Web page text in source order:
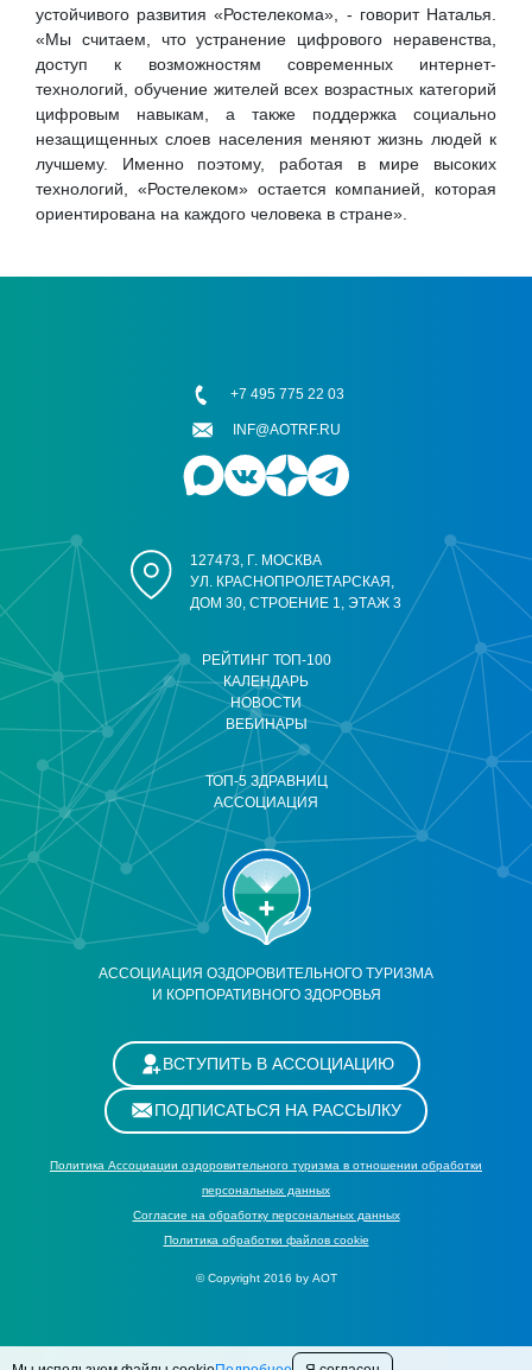
устойчивого развития «Ростелекома», - говорит Наталья.
«Мы считаем, что устранение цифрового неравенства,
доступ к возможностям современных интернет-
технологий, обучение жителей всех возрастных категорий
цифровым навыкам, а также поддержка социально
незащищенных слоев населения меняют жизнь людей к
лучшему. Именно поэтому, работая в мире высоких
технологий, «Ростелеком» остается компанией, которая
ориентирована на каждого человека в стране».
АССОЦИАЦИЯ ОЗДОРОВИТЕЛЬНОГО ТУРИЗМА
И КОРПОРАТИВНОГО ЗДОРОВЬЯ
РЕЙТИНГ ТОП-100
КАЛЕНДАРЬ
НОВОСТИ
ВЕБИНАРЫ
ТОП-5 ЗДРАВНИЦ
АССОЦИАЦИЯ
127473, Г. МОСКВА
УЛ. КРАСНОПРОЛЕТАРСКАЯ,
ДОМ 30, СТРОЕНИЕ 1, ЭТАЖ 3
+7 495 775 22 03
INF@AOTRF.RU
ВСТУПИТЬ В АССОЦИАЦИЮ
ПОДПИСАТЬСЯ НА РАССЫЛКУ
Политика Ассоциации оздоровительного туризма в отношении обработки
персональных данных
Cогласие на обработку персональных данных
Политика обработки файлов cookie
© Copyright 2016 by АОТ